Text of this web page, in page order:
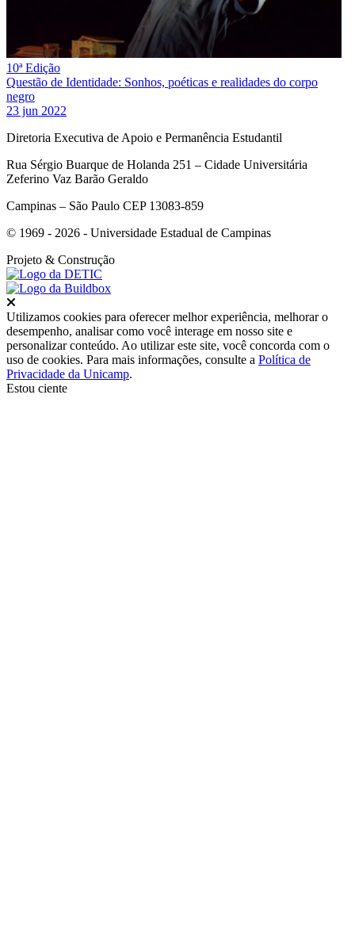
10ª Edição
Questão de Identidade: Sonhos, poéticas e realidades do corpo
negro
23 jun 2022
Diretoria Executiva de Apoio e Permanência Estudantil
Rua Sérgio Buarque de Holanda 251 – Cidade Universitária
Zeferino Vaz Barão Geraldo
Campinas – São Paulo CEP 13083-859
© 1969 - 2026 - Universidade Estadual de Campinas
Projeto & Construção
Utilizamos cookies para oferecer melhor experiência, melhorar o
desempenho, analisar como você interage em nosso site e
personalizar conteúdo. Ao utilizar este site, você concorda com o
uso de cookies. Para mais informações, consulte a Política de
Privacidade da Unicamp.
Estou ciente